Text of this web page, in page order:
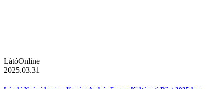
LátóOnline
2025.03.31